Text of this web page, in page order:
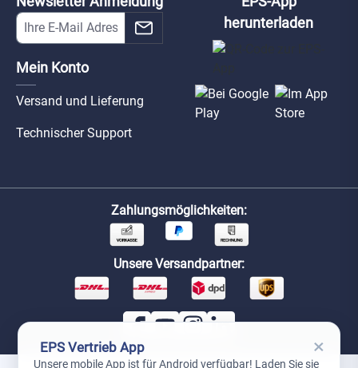
Mein Konto
Versand und Lieferung
Technischer Support
herunterladen
Zahlungsmöglichkeiten:
Unsere Versandpartner:
EPS Vertrieb App ×
Unsere mobile App ist für Android verfügbar! Laden Sie sie